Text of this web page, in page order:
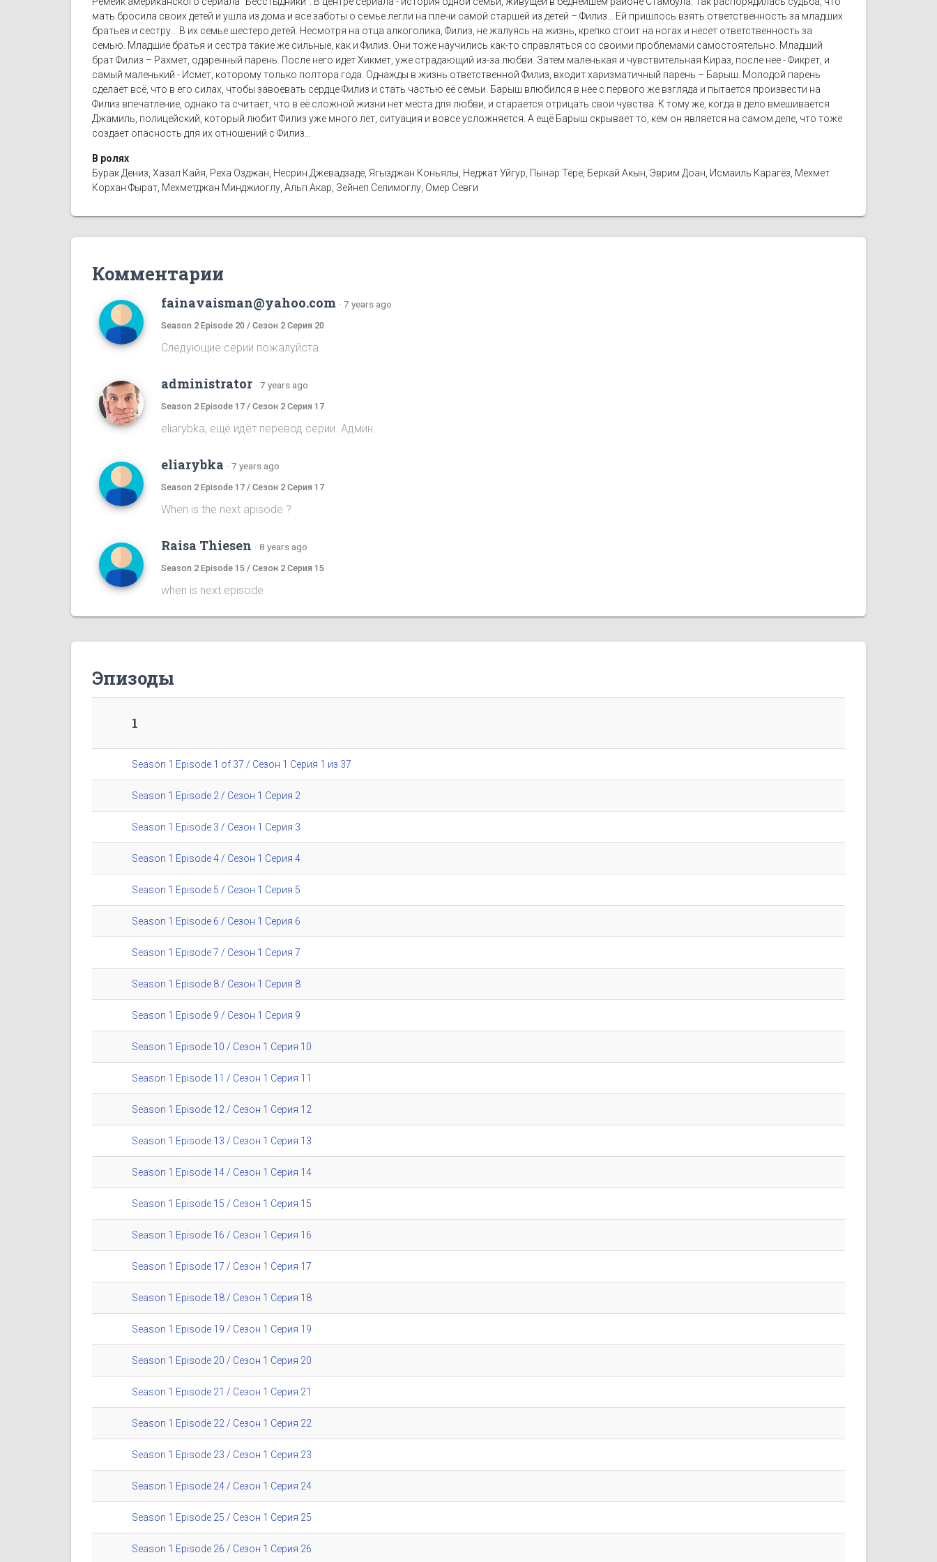
мать бросила своих детей и ушла из дома и все заботы о семье легли на плечи самой старшей из детей – Филиз... Ей пришлось взять ответственность за младших
братьев и сестру... В их семье шестеро детей. Несмотря на отца алкоголика, Филиз, не жалуясь на жизнь, крепко стоит на ногах и несет ответственность за
семью. Младшие братья и сестра такие же сильные, как и Филиз. Они тоже научились как-то справляться со своими проблемами самостоятельно. Младший
брат Филиз – Рахмет, одаренный парень. После него идет Хикмет, уже страдающий из-за любви. Затем маленькая и чувствительная Кираз, после нее - Фикрет, и
самый маленький - Исмет, которому только полтора года. Однажды в жизнь ответственной Филиз, входит харизматичный парень – Барыш. Молодой парень
сделает всё, что в его силах, чтобы завоевать сердце Филиз и стать частью её семьи. Барыш влюбился в нее с первого же взгляда и пытается произвести на
Филиз впечатление, однако та считает, что в её сложной жизни нет места для любви, и старается отрицать свои чувства. К тому же, когда в дело вмешивается
Джамиль, полицейский, который любит Филиз уже много лет, ситуация и вовсе усложняется. А ещё Барыш скрывает то, кем он является на самом деле, что тоже
создает опасность для их отношений с Филиз...
В ролях
Бурак Дениз, Хазал Кайя, Реха Озджан, Несрин Джевадзаде, Ягызджан Коньялы, Неджат Уйгур, Пынар Тёре, Беркай Акын, Эврим Доан, Исмаиль Карагёз, Мехмет
Корхан Фырат, Мехметджан Минджиоглу, Альп Акар, Зейнеп Селимоглу, Омер Севги
Комментарии
fainavaisman@yahoo.com · 7 years ago
Season 2 Episode 20 / Сезон 2 Серия 20
Следующие серии пожалуйста
administrator · 7 years ago
Season 2 Episode 17 / Сезон 2 Серия 17
eliarybka, ещё идёт перевод серии. Админ.
eliarybka · 7 years ago
Season 2 Episode 17 / Сезон 2 Серия 17
When is the next apisode ?
Raisa Thiesen · 8 years ago
Season 2 Episode 15 / Сезон 2 Серия 15
when is next episode
Эпизоды
1
Season 1 Episode 1 of 37 / Сезон 1 Серия 1 из 37
Season 1 Episode 2 / Сезон 1 Серия 2
Season 1 Episode 3 / Сезон 1 Серия 3
Season 1 Episode 4 / Сезон 1 Серия 4
Season 1 Episode 5 / Сезон 1 Серия 5
Season 1 Episode 6 / Сезон 1 Серия 6
Season 1 Episode 7 / Сезон 1 Серия 7
Season 1 Episode 8 / Сезон 1 Серия 8
Season 1 Episode 9 / Сезон 1 Серия 9
Season 1 Episode 10 / Сезон 1 Серия 10
Season 1 Episode 11 / Сезон 1 Серия 11
Season 1 Episode 12 / Сезон 1 Серия 12
Season 1 Episode 13 / Сезон 1 Серия 13
Season 1 Episode 14 / Сезон 1 Серия 14
Season 1 Episode 15 / Сезон 1 Серия 15
Season 1 Episode 16 / Сезон 1 Серия 16
Season 1 Episode 17 / Сезон 1 Серия 17
Season 1 Episode 18 / Сезон 1 Серия 18
Season 1 Episode 19 / Сезон 1 Серия 19
Season 1 Episode 20 / Сезон 1 Серия 20
Season 1 Episode 21 / Сезон 1 Серия 21
Season 1 Episode 22 / Сезон 1 Серия 22
Season 1 Episode 23 / Сезон 1 Серия 23
Season 1 Episode 24 / Сезон 1 Серия 24
Season 1 Episode 25 / Сезон 1 Серия 25
Season 1 Episode 26 / Сезон 1 Серия 26